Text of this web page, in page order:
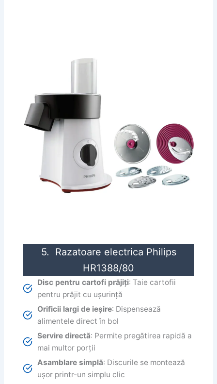
5. Razatoare electrica Philips
HR1388/80
Disc pentru cartofi prăjiți: Taie cartofii
pentru prăjit cu ușurință
Orificii largi de ieșire: Dispensează
alimentele direct în bol
Servire directă: Permite pregătirea rapidă a
mai multor porții
Asamblare simplă: Discurile se montează
ușor printr-un simplu clic